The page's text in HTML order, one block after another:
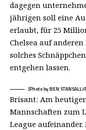
dagegen
jährigen soll eine
erlaubt, für 25
Chelsea auf
solches
entgehen lassen.
(Photo by BEN
Brisant: Am
Mannschaften zum
League